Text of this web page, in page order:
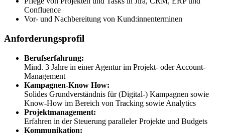
Confluence
Vor- und Nachbereitung von Kund:innenterminen
Anforderungsprofil
Berufserfahrung:
Mind. 3 Jahre in einer Agentur im Projekt- oder Account-
Management
Kampagnen-Know How:
Solides Grundverständnis für (Digital-) Kampagnen sowie
Know-How im Bereich von Tracking sowie Analytics
Projektmanagement:
Erfahren in der Steuerung paralleler Projekte und Budgets
Kommunikation: